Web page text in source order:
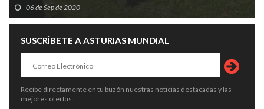
06 de Sep de 2020
SUSCRÍBETE A ASTURIAS MUNDIAL
Recibe directamente en tu buzón nuestras noticias destacadas y las
mejores ofertas.